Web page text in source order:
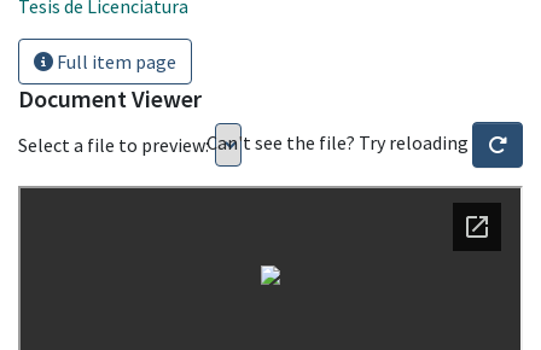
Tesis de Licenciatura
Full item page
Document Viewer
Select a file to preview:Can't see the file? Try reloading